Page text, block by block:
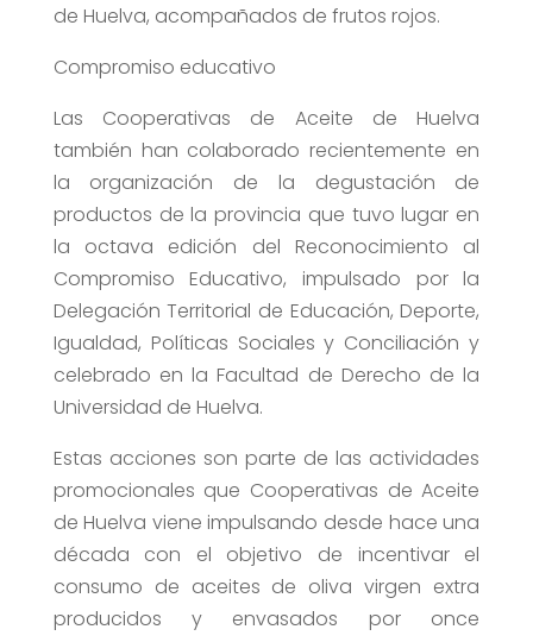
de Huelva, acompañados de frutos rojos.
Compromiso educativo
Las Cooperativas de Aceite de Huelva
también han colaborado recientemente en
la organización de la degustación de
productos de la provincia que tuvo lugar en
la octava edición del Reconocimiento al
Compromiso Educativo, impulsado por la
Delegación Territorial de Educación, Deporte,
Igualdad, Políticas Sociales y Conciliación y
celebrado en la Facultad de Derecho de la
Universidad de Huelva.
Estas acciones son parte de las actividades
promocionales que Cooperativas de Aceite
de Huelva viene impulsando desde hace una
década con el objetivo de incentivar el
consumo de aceites de oliva virgen extra
producidos y envasados por once